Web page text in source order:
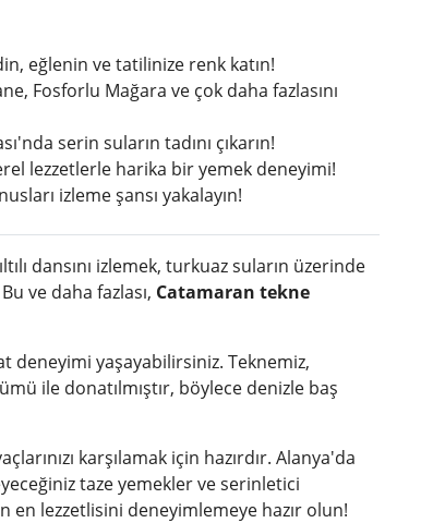
eğlenin ve tatilinize renk katın!
Fosforlu Mağara ve çok daha fazlasını
serin suların tadını çıkarın!
lezzetlerle harika bir yemek deneyimi!
izleme şansı yakalayın!
dansını izlemek, turkuaz suların üzerinde
ve daha fazlası, Catamaran tekne
deneyimi yaşayabilirsiniz. Teknemiz,
ile donatılmıştır, böylece denizle baş
karşılamak için hazırdır. Alanya'da
taze yemekler ve serinletici
lezzetlisini deneyimlemeye hazır olun!